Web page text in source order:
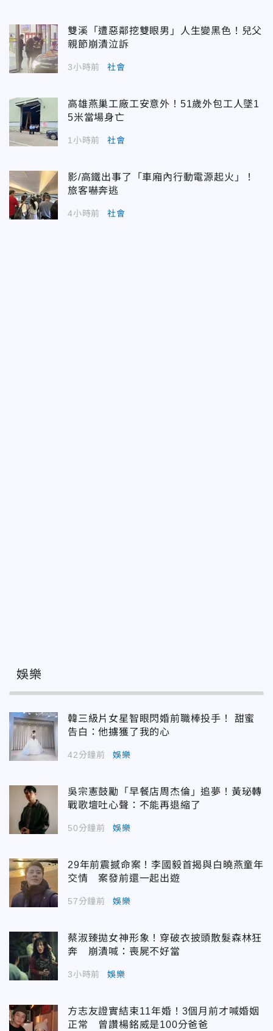
雙溪「遭惡鄰挖雙眼男」人生變黑色！兒父
親節崩潰泣訴
3小時前 社會
高雄燕巢工廠工安意外！51歲外包工人墜1
5米當場身亡
1小時前 社會
影/高鐵出事了「車廂內行動電源起火」！
旅客嚇奔逃
4小時前 社會
娛樂
韓三級片女星智眼閃婚前職棒投手！ 甜蜜
告白：他擄獲了我的心
42分鐘前 娛樂
吳宗憲鼓勵「早餐店周杰倫」追夢！黃珌轉
戰歌壇吐心聲：不能再退縮了
50分鐘前 娛樂
29年前震撼命案！李國毅首揭與白曉燕童年
交情 案發前還一起出遊
57分鐘前 娛樂
蔡淑臻拋女神形象！穿破衣披頭散髮森林狂
奔 崩潰喊：喪屍不好當
3小時前 娛樂
方志友證實結束11年婚！3個月前才喊婚姻
正常 曾讚楊銘威是100分爸爸